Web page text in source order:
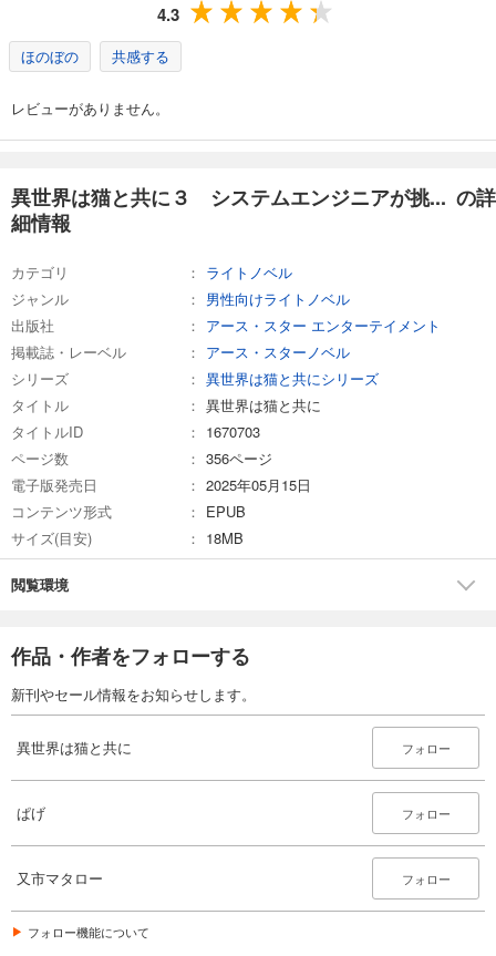
4.3
ほのぼの 共感する
レビューがありません。
異世界は猫と共に３ システムエンジニアが挑... の詳
細情報
カテゴリ
ライトノベル
ジャンル
男性向けライトノベル
出版社
アース・スター エンターテイメント
掲載誌・レーベル
アース・スターノベル
シリーズ
異世界は猫と共にシリーズ
タイトル
異世界は猫と共に
タイトルID
1670703
ページ数
356ページ
電子版発売日
2025年05月15日
コンテンツ形式
EPUB
サイズ(目安)
18MB
閲覧環境
作品・作者をフォローする
新刊やセール情報をお知らせします。
異世界は猫と共に フォロー
ぱげ フォロー
又市マタロー フォロー
フォロー機能について